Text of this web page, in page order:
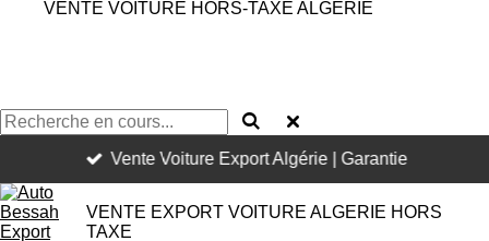
VENTE VOITURE HORS-TAXE ALGÉRIE
Vente Voiture Export Algérie | Garantie
VENTE EXPORT VOITURE ALGERIE HORS
TAXE